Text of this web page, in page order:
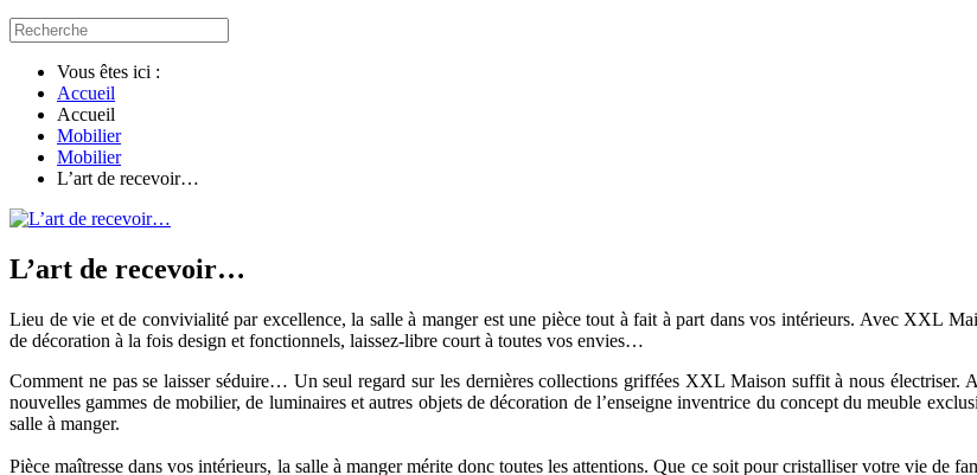
Vous êtes ici :
Accueil
Accueil
Mobilier
Mobilier
L’art de recevoir…
L’art de recevoir…
Lieu de vie et de convivialité par excellence, la salle à manger est une pièce tout à fait à part dans vos intérieurs. Avec XXL
de décoration à la fois design et fonctionnels, laissez-libre court à toutes vos envies…
Comment ne pas se laisser séduire… Un seul regard sur les dernières collections griffées XXL Maison suffit à nous électriser.
nouvelles gammes de mobilier, de luminaires et autres objets de décoration de l’enseigne inventrice du concept du meuble
salle à manger.
Pièce maîtresse dans vos intérieurs, la salle à manger mérite donc toutes les attentions. Que ce soit pour cristalliser votre vie de